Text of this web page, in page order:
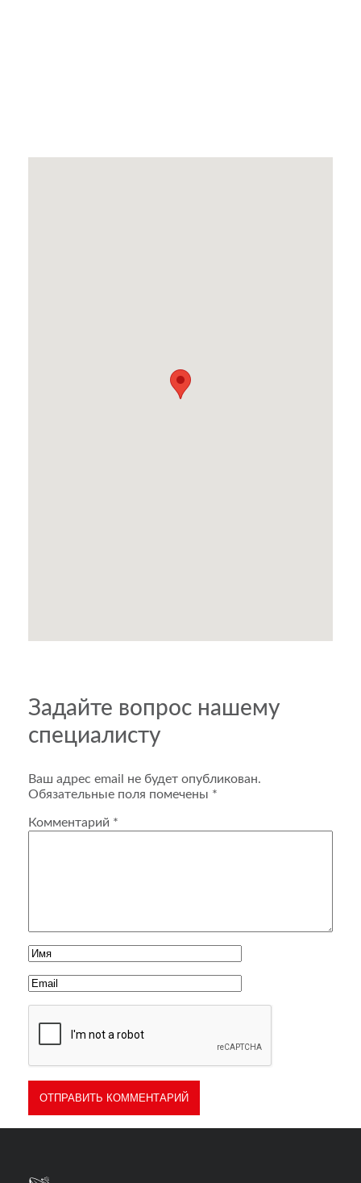
Задайте вопрос нашему
специалисту
Ваш адрес email не будет опубликован.
Обязательные поля помечены *
Комментарий *